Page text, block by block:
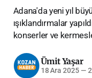
Adana'da yeni yıl
ışıklandırmalar
konserler ve
Ümit Yaşar
18 Ara 2025 —